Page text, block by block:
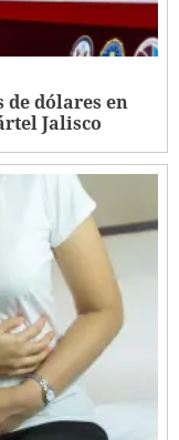
de dólares en
Jalisco